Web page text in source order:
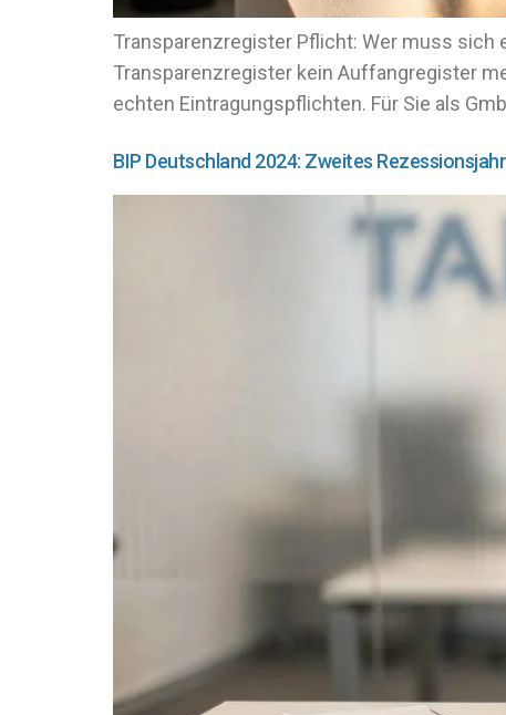
Transparenzregister Pflicht: Wer muss sich
Transparenzregister kein Auffangregister
echten Eintragungspflichten. Für Sie als
BIP Deutschland 2024: Zweites